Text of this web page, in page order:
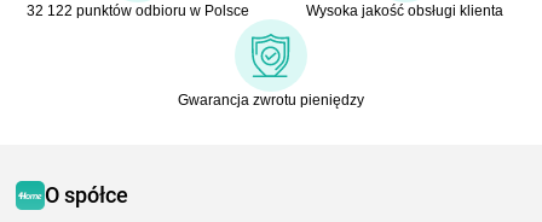
32 122 punktów odbioru w Polsce Wysoka jakość obsługi klienta
Gwarancja zwrotu pieniędzy
O spółce